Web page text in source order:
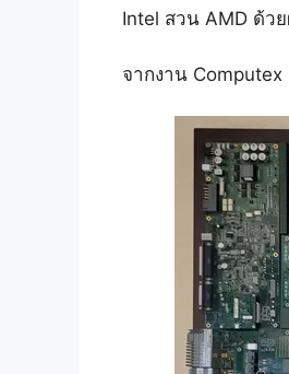
Intel สวน AMD ด้ว
จากงาน